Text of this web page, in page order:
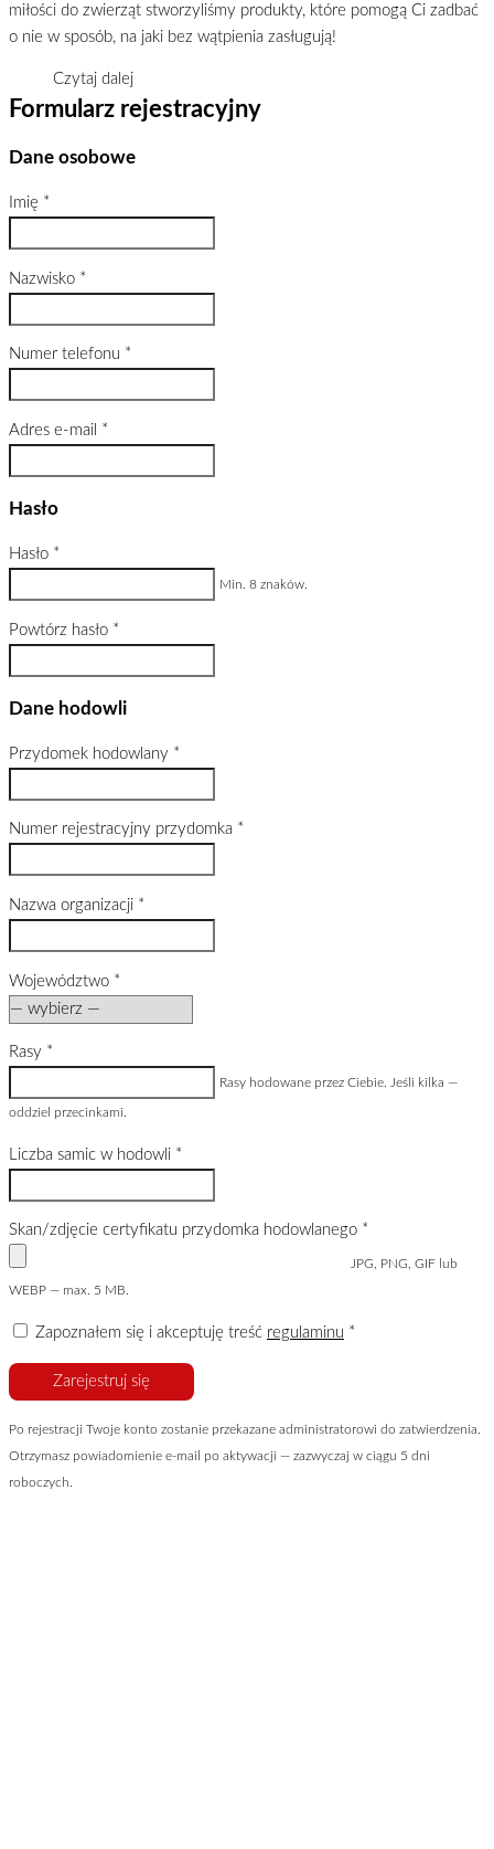
miłości do zwierząt stworzyliśmy produkty, które pomogą Ci zadbać
o nie w sposób, na jaki bez wątpienia zasługują!
Czytaj dalej
Formularz rejestracyjny
Dane osobowe
Imię *
Nazwisko *
Numer telefonu *
Adres e-mail *
Hasło
Hasło *
Min. 8 znaków.
Powtórz hasło *
Dane hodowli
Przydomek hodowlany *
Numer rejestracyjny przydomka *
Nazwa organizacji *
Województwo *
Rasy *
Rasy hodowane przez Ciebie. Jeśli kilka —
oddziel przecinkami.
Liczba samic w hodowli *
Skan/zdjęcie certyfikatu przydomka hodowlanego *
JPG, PNG, GIF lub
WEBP — max. 5 MB.
Zapoznałem się i akceptuję treść regulaminu *
Zarejestruj się
Po rejestracji Twoje konto zostanie przekazane administratorowi do zatwierdzenia.
Otrzymasz powiadomienie e-mail po aktywacji — zazwyczaj w ciągu 5 dni
roboczych.